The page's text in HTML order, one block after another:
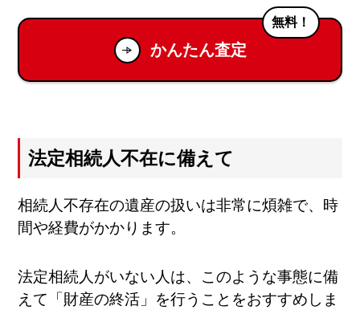
かんたん査定
無料！
法定相続人不在に備えて
相続人不存在の遺産の扱いは非常に煩雑で、時
間や経費がかかります。
法定相続人がいない人は、このような事態に備
えて「財産の終活」を行うことをおすすめしま